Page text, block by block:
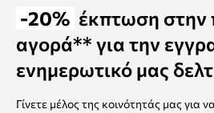
-20% έκπτωση στην
αγορά** για την
ενημερωτικό μας
Γίνετε μέλος της κοινότητάς μας για